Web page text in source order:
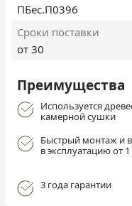
ПБес.П0396
Сроки поставки
от 30
Преимущества
Используется
камерной сушки
Быстрый монтаж и
в эксплуатацию от
3 года гарантии